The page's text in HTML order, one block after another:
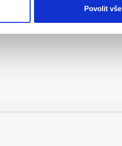
Povolit vše